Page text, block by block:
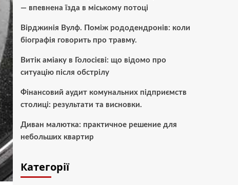
— впевнена їзда в міському потоці
Вірджинія Вулф. Поміж рододендронів: коли
біографія говорить про травму.
Витік аміаку в Голосієві: що відомо про
ситуацію після обстрілу
Фінансовий аудит комунальних підприємств
столиці: результати та висновки.
Диван малютка: практичное решение для
небольших квартир
Категорії